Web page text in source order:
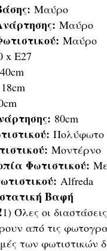
Μαύρο
Μαύρο
Μαύρο
x E27
18cm
80cm
Πολύφωτο
Μοντέρνο
Φωτιστικού:
Alfreda
Βαφή
1) Όλες οι
από τις
των